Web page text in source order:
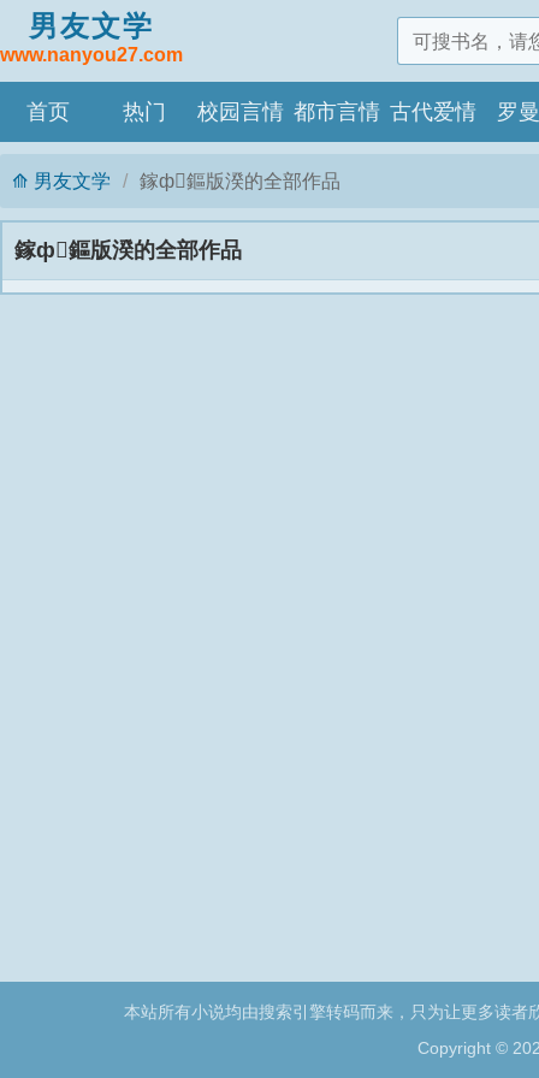
男友文学
www.nanyou27.com
首页 热门 校园言情 都市言情 古代爱情 罗
男友文学 鎵ф鏂版湀的全部作品
鎵ф鏂版湀的全部作品
本站所有小说均由搜索引擎转码而来，只为让更多读
Copyright ©